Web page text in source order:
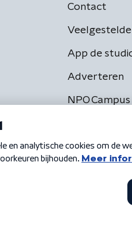
Contact
App de
Adverteren
NPO Campus